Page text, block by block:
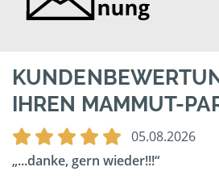
IHREN MAMMUT-
05.08.2026
...danke, gern wieder!!!